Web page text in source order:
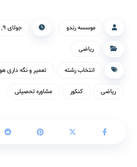
موسسه رندو جولای ۹, ۲۰۱۸
ریاضی
انتخاب رشته تعمیر و نگه داری
ریاضی کنکور مشاوره تحصیلی